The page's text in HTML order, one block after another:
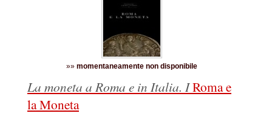
»» momentaneamente non disponibile
La moneta a Roma e in Italia. IRoma e
la Moneta